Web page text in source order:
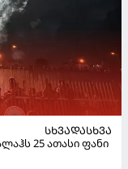
ᲡᲮᲕᲐᲓᲐᲡᲮᲕᲐ
25 ათასი ფანი